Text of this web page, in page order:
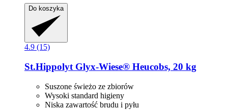
Do koszyka
4.9 (15)
St.Hippolyt Glyx-​Wiese® Heucobs, 20 kg
Suszone świeżo ze zbiorów
Wysoki standard higieny
Niska zawartość brudu i pyłu